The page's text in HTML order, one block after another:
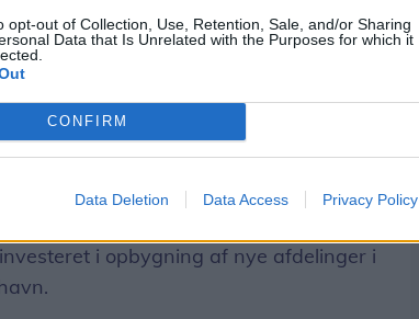
opt-out of Collection, Use, Retention, Sale, and/or Sharing
Data that Is Unrelated with the Purposes for which it
CONFIRM
Data Deletion Data Access Privacy Policy
derfor forventningerne til resultat før
900 – 1.200 millioner kroner men nu i
efteråret vil byde på et større fokus på
mellem kundernes formueforhold
Bank kompetence- og
ikke mindst på private banking-
i opbygning af nye afdelinger i